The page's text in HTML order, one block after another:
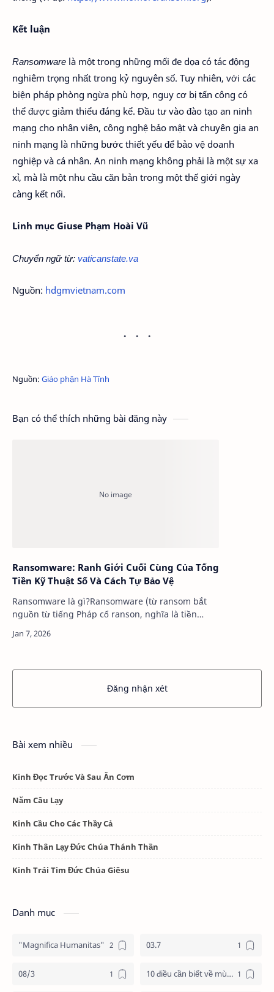
Kết luận
Ransomware là một trong những mối đe dọa có tác động
nghiêm trọng nhất trong kỷ nguyên số. Tuy nhiên, với các
biện pháp phòng ngừa phù hợp, nguy cơ bị tấn công có
thể được giảm thiểu đáng kể. Đầu tư vào đào tạo an ninh
mạng cho nhân viên, công nghệ bảo mật và chuyên gia an
ninh mạng là những bước thiết yếu để bảo vệ doanh
nghiệp và cá nhân. An ninh mạng không phải là một sự xa
xỉ, mà là một nhu cầu căn bản trong một thế giới ngày
càng kết nối.
Linh mục Giuse Phạm Hoài Vũ
Chuyển ngữ từ: vaticanstate.va
Nguồn: hdgmvietnam.com
Nguồn: Giáo phận Hà Tĩnh
Bạn có thể thích những bài đăng này
Ransomware: Ranh Giới Cuối Cùng Của Tống
Tiền Kỹ Thuật Số Và Cách Tự Bảo Vệ
Ransomware là gì?Ransomware (từ ransom bắt
nguồn từ tiếng Pháp cổ ranson, nghĩa là tiền
phần mềm độc hại nhằm ngăn chặn quyền t…
Đăng nhận xét
Bài xem nhiều
Kinh Đọc Trước Và Sau Ăn Cơm
Năm Câu Lạy
Kinh Cầu Cho Các Thầy Cả
Kinh Thân Lạy Đức Chúa Thánh Thần
Kinh Trái Tim Đức Chúa Giêsu
Danh mục
"Magnifica Humanitas" 03.7
08/3 10 điều cần biết về mùa vọng